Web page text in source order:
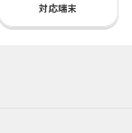
対応端末